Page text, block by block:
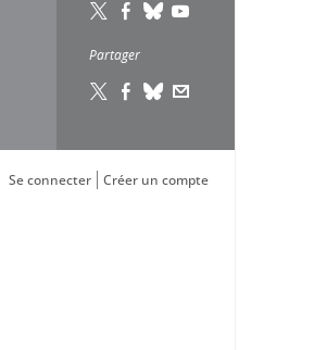
Partager
Créer un compte
Se connecter